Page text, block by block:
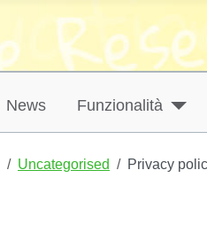
News Funzionalità
Uncategorised Privacy